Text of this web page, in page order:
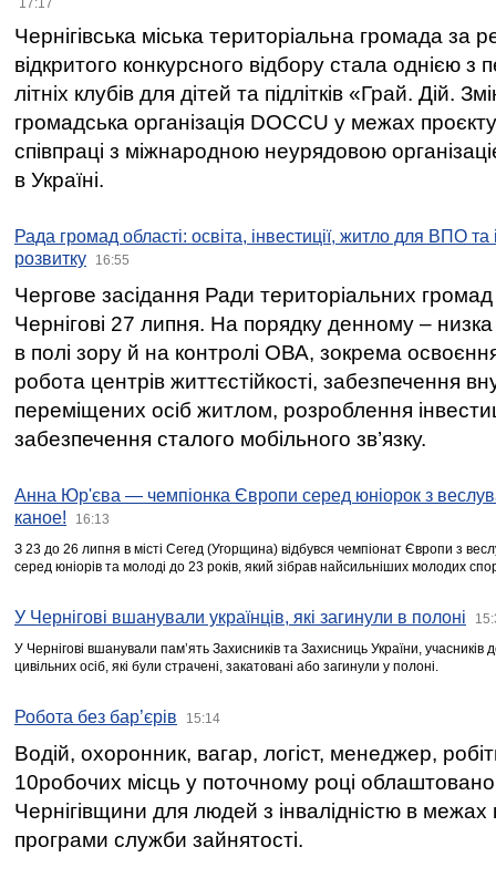
Чернігівська міська територіальна громада за
відкритого конкурсного відбору стала однією
літніх клубів для дітей та підлітків «Грай. Дій.
громадська організація DOCCU у межах
співпраці з міжнародною неурядовою
в Україні.
Рада громад області: освіта, інвестиції, житло для ВПО
розвитку
16:55
Чергове засідання Ради територіальних громад
Чернігові 27 липня. На порядку денному –
в полі зору й на контролі ОВА, зокрема освоєння
робота центрів життєстійкості, забезпечення
переміщених осіб житлом, розроблення
забезпечення сталого мобільного зв’язку.
Анна Юр'єва — чемпіонка Європи серед юніорок з
каное!
16:13
З 23 до 26 липня в місті Сегед (Угорщина) відбувся чемпіонат Європи з
серед юніорів та молоді до 23 років, який зібрав найсильніших молодих
У Чернігові вшанували українців, які загинули в полоні
У Чернігові вшанували пам’ять Захисників та Захисниць України,
цивільних осіб, які були страчені, закатовані або загинули у полоні.
Робота без бар’єрів 15:14
Водій, охоронник, вагар, логіст, менеджер,
10робочих місць у поточному році
Чернігівщини для людей з інвалідністю в межах
програми служби зайнятості.